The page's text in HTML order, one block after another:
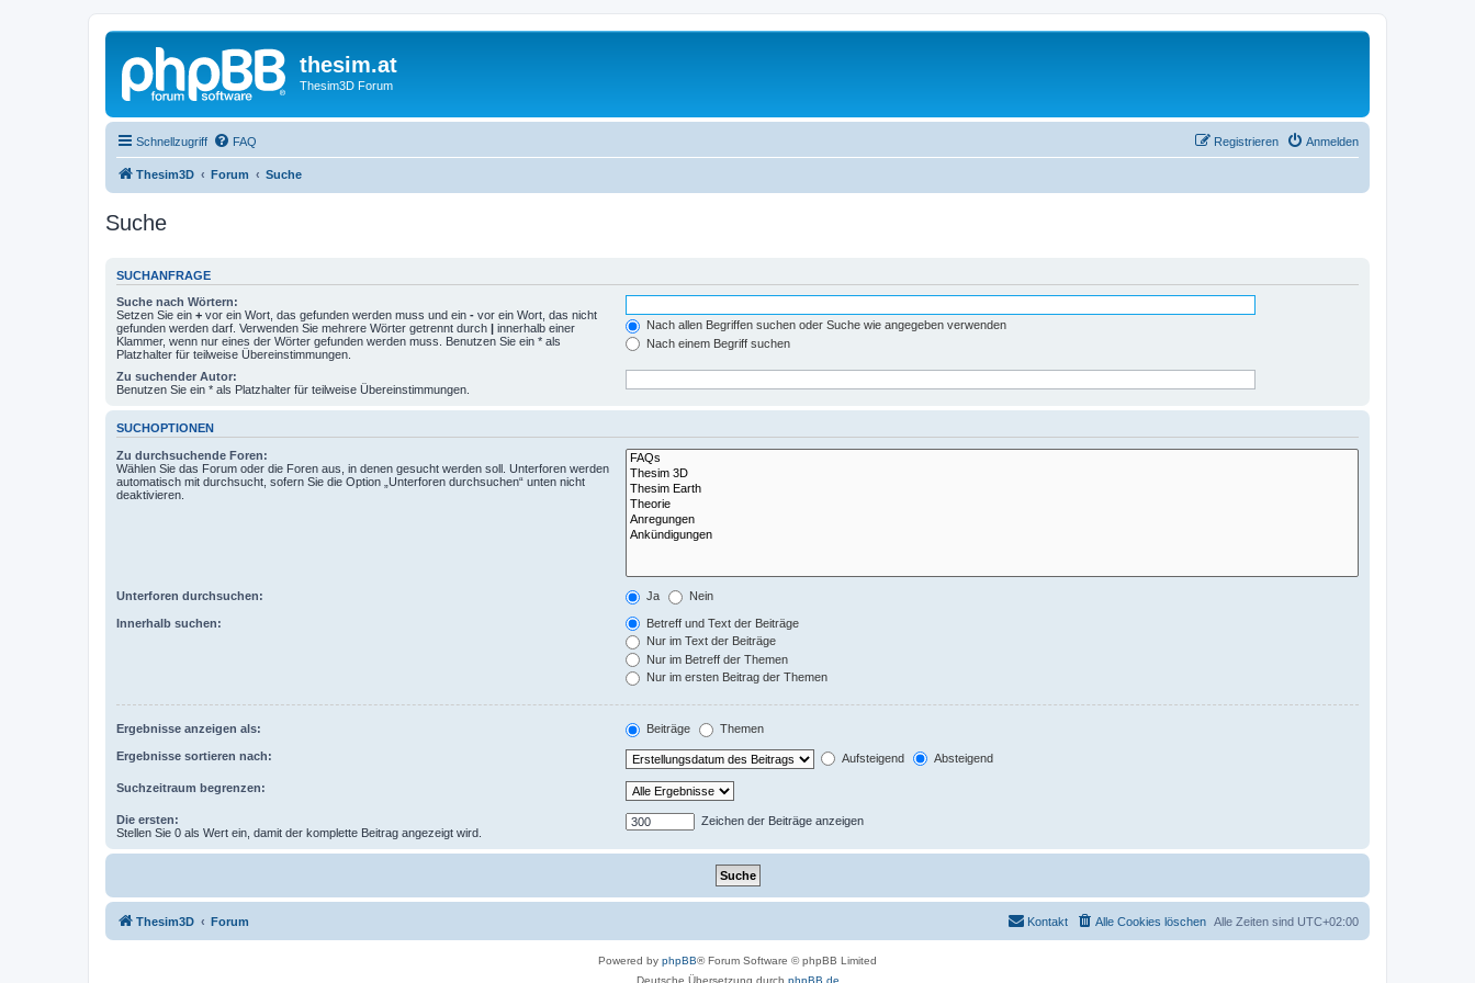
thesim.at
Thesim3D Forum
Schnellzugriff FAQ Anmelden
Registrieren
Thesim3D Forum Suche
Suche
SUCHANFRAGE
Suche nach Wörtern:
Setzen Sie ein + vor ein Wort, das gefunden werden muss und ein - vor ein Wort, das nicht
gefunden werden darf. Verwenden Sie mehrere Wörter getrennt durch | innerhalb einer
Klammer, wenn nur eines der Wörter gefunden werden muss. Benutzen Sie ein * als
Platzhalter für teilweise Übereinstimmungen.
Nach allen Begriffen suchen oder Suche wie angegeben verwenden
Nach einem Begriff suchen
Zu suchender Autor:
Benutzen Sie ein * als Platzhalter für teilweise Übereinstimmungen.
SUCHOPTIONEN
Zu durchsuchende Foren:
Wählen Sie das Forum oder die Foren aus, in denen gesucht werden soll. Unterforen werden
automatisch mit durchsucht, sofern Sie die Option „Unterforen durchsuchen“ unten nicht
deaktivieren.
Unterforen durchsuchen: Ja Nein
Innerhalb suchen:
Betreff und Text der Beiträge
Nur im Text der Beiträge
Nur im Betreff der Themen
Nur im ersten Beitrag der Themen
Ergebnisse anzeigen als: Beiträge Themen
Ergebnisse sortieren nach: Aufsteigend Absteigend
Suchzeitraum begrenzen:
Die ersten:
Stellen Sie 0 als Wert ein, damit der komplette Beitrag angezeigt wird.
Zeichen der Beiträge anzeigen
Thesim3D Forum Alle Zeiten sind UTC+02:00
Alle Cookies löschen
Kontakt
Powered by phpBB® Forum Software © phpBB Limited
Deutsche Übersetzung durch phpBB.de